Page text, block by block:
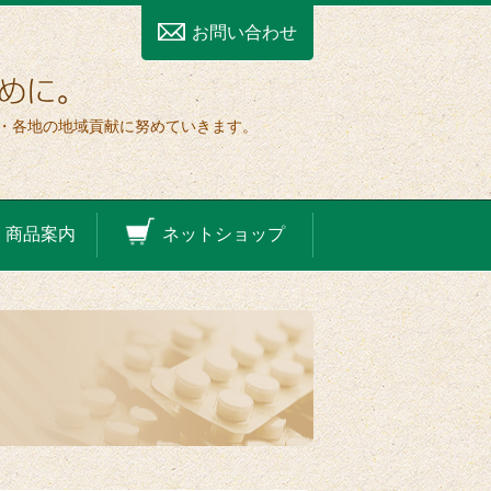
各地の地域貢献に努めていきます。
お問い合わせ
商品案内 ネットショップ